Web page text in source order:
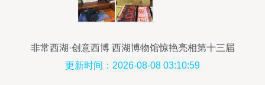
非常西湖·创意西博 西湖博物馆惊艳亮相第十三届
义乌文交会
更新时间：2026-08-08 03:10:59